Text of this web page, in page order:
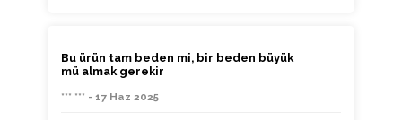
Bu ürün tam beden mi, bir beden büyük
mü almak gerekir
*** *** - 17 Haz 2025